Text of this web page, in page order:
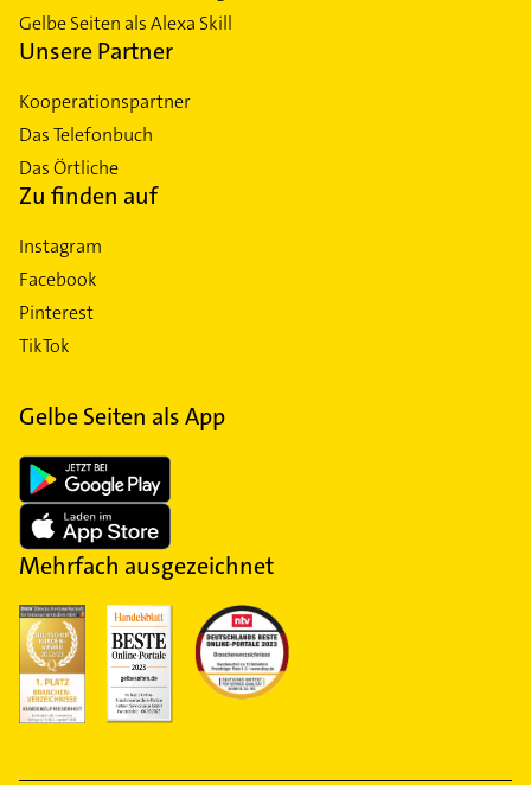
Gelbe Seiten als Alexa Skill
Unsere Partner
Kooperationspartner
Das Telefonbuch
Das Örtliche
Zu finden auf
Instagram
Facebook
Pinterest
TikTok
Gelbe Seiten als App
Mehrfach ausgezeichnet